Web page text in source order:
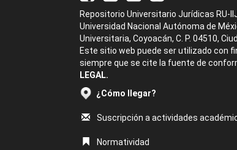
Repositorio Universitario Jurídicas RU-
Universidad Nacional Autónoma de
Universitaria, Coyoacán, C. P. 04510,
Este sitio web puede ser utilizado con
siempre que se cite la fuente de
LEGAL.
¿Cómo llegar?
Suscripción a actividades
Normatividad